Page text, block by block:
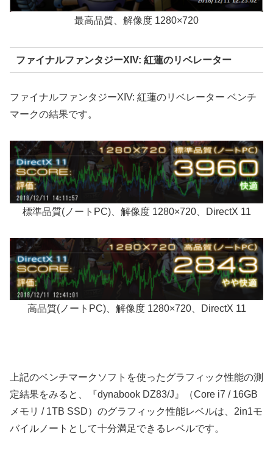
最高品質、解像度 1280×720
ファイナルファンタジーXIV: 紅蓮のリベレーター
ファイナルファンタジーXIV: 紅蓮のリベレーター ベンチ
マークの結果です。
標準品質(ノートPC)、解像度 1280×720、DirectX 11
高品質(ノートPC)、解像度 1280×720、DirectX 11
上記のベンチマークソフトを使ったグラフィック性能の測
定結果をみると、『dynabook DZ83/J』（Core i7 / 16GB
メモリ / 1TB SSD）のグラフィック性能レベルは、2in1モ
バイルノートとして十分満足できるレベルです。